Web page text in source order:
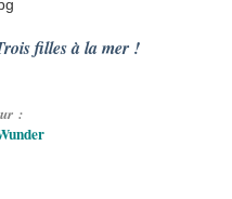
filles à la mer !
: